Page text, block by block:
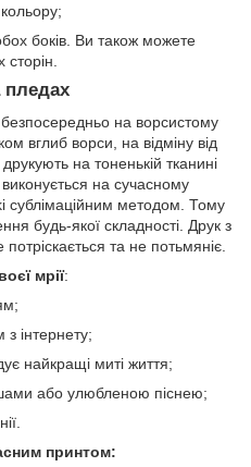
боків. Ви також можете
пледах
на ворсистому
вглиб ворси, на відміну від
на тоненькій тканині
на сучасному
сублімаційним методом. Тому
будь-якої складності. Друк з
та не потьмяніє.
мрії:
інтернету;
найкращі миті життя;
або улюбленою піснею;
принтом: